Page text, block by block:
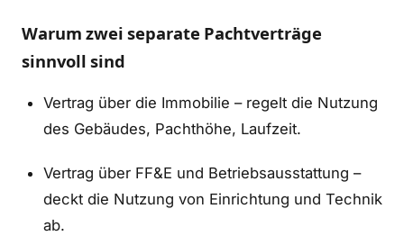
Warum zwei separate Pachtverträge
sinnvoll sind
Vertrag über die Immobilie – regelt die Nutzung
des Gebäudes, Pachthöhe, Laufzeit.
Vertrag über FF&E und Betriebsausstattung –
deckt die Nutzung von Einrichtung und Technik
ab.